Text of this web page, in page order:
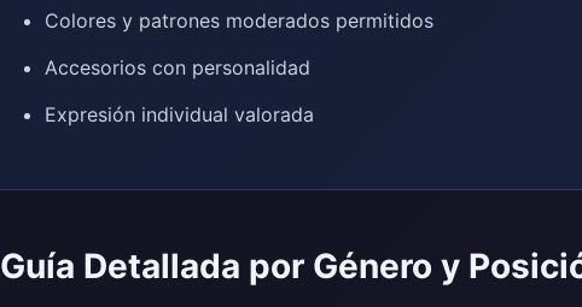
Colores y patrones moderados permitidos
Accesorios con personalidad
Expresión individual valorada
Guía Detallada por Género y